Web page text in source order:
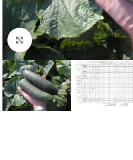
Click to enlarge